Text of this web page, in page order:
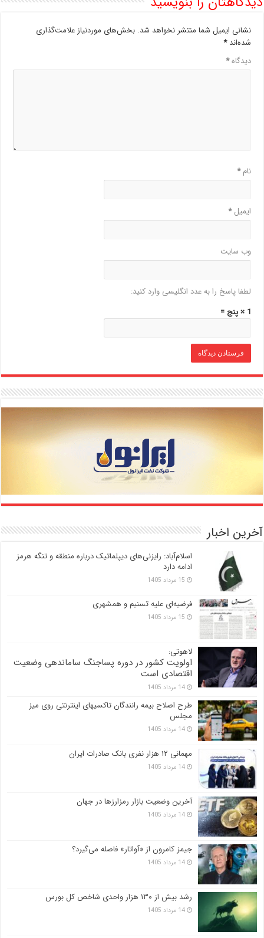
نشانی ایمیل شما منتشر نخواهد شد. بخش‌های موردنیاز علامت‌گذاری
شده‌اند*
دیدگاه*
نام*
ایمیل*
وب‌ سایت
لطفا پاسخ را به عدد انگلیسی وارد کنید:
1 × پنج =
آخرین اخبار
اسلام‌آباد: رایزنی‌های دیپلماتیک درباره منطقه و تنگه هرمز
ادامه دارد
15 مرداد 1405
فرضیه‌ای علیه تسنیم و همشهری
15 مرداد 1405
لاهوتی:
اولویت کشور در دوره پساجنگ ساماندهی وضعیت
اقتصادی است
14 مرداد 1405
طرح اصلاح بیمه رانندگان تاکسیهای اینترنتی روی میز
مجلس
14 مرداد 1405
مهمانی ۱۲ هزار نفری بانک صادرات ایران
14 مرداد 1405
آخرین وضعیت بازار رمزارزها در جهان
14 مرداد 1405
جیمز کامرون از «آواتار» فاصله می‌گیرد؟
14 مرداد 1405
رشد بیش از ۱۳۰ هزار واحدی شاخص کل بورس
14 مرداد 1405